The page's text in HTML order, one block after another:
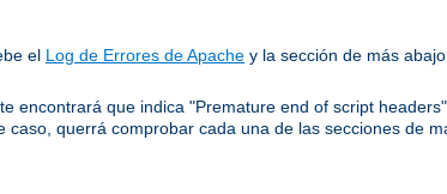
el Log de Errores de Apache y la sección de más
encontrará que indica "Premature end of script
querrá comprobar cada una de las secciones de